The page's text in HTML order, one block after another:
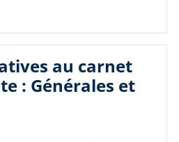
au carnet
: Générales et